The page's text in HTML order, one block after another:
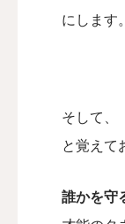
にします。
そして、
と覚えて
誰かを守